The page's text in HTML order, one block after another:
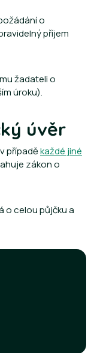
o
příjem
žadateli o
úroku).
úvěr
případěkaždé jiné
zákon o
o celou půjčku a